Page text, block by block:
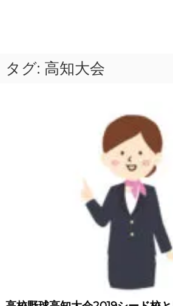
タグ: 高知大会